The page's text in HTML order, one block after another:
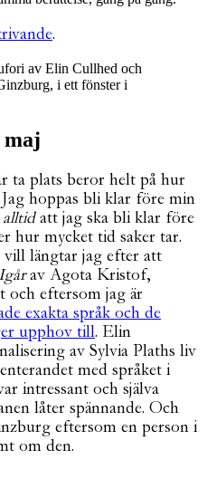
.
maj
ta plats beror helt på hur
hoppas bli klar före min
alltidatt jag ska bli klar före
hur mycket tid saker tar.
vill längtar jag efter att
av Agota Kristof,
och eftersom jag är
exakta språk och de
upphov till. Elin
av Sylvia Plaths liv
med språket i
intressant och själva
låter spännande. Och
eftersom en person i
om den.